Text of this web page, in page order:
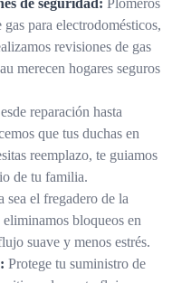
para electrodomésticos,
revisiones de gas
merecen hogares seguros
reparación hasta
que tus duchas en
reemplazo, te guiamos
de tu familia.
sea el fregadero de la
bloqueos en
suave y menos estrés.
Protege tu suministro de